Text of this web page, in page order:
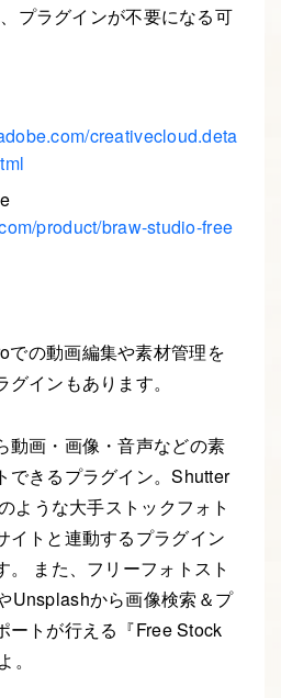
プラグインが不要になる可
creativecloud.deta
product/braw-studio-free
での動画編集や素材管理を
インもあります。
動画・画像・音声などの素
できるプラグイン。Shutter
ような大手ストックフォト
イトと連動するプラグイン
。 また、フリーフォトスト
Unsplashから画像検索＆プ
ートが行える『Free Stock